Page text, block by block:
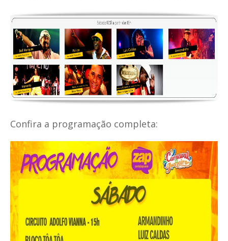
Confira a programação completa: